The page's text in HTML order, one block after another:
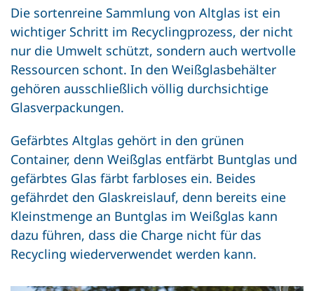
Die sortenreine Sammlung von Altglas ist ein
wichtiger Schritt im Recyclingprozess, der nicht
nur die Umwelt schützt, sondern auch wertvolle
Ressourcen schont. In den Weißglasbehälter
gehören ausschließlich völlig durchsichtige
Glasverpackungen.
Gefärbtes Altglas gehört in den grünen
Container, denn Weißglas entfärbt Buntglas und
gefärbtes Glas färbt farbloses ein. Beides
gefährdet den Glaskreislauf, denn bereits eine
Kleinstmenge an Buntglas im Weißglas kann
dazu führen, dass die Charge nicht für das
Recycling wiederverwendet werden kann.